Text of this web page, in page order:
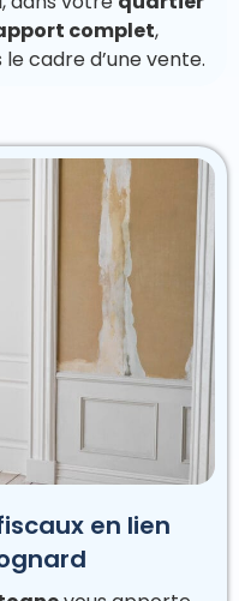
complet,
cadre d’une vente.
en lien